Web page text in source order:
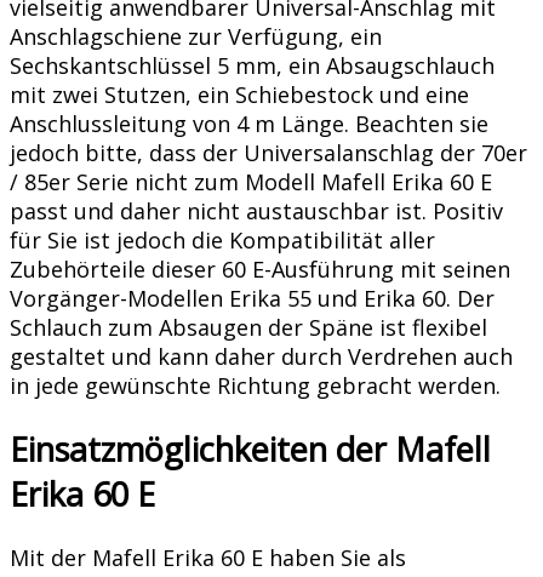
vielseitig anwendbarer Universal-Anschlag mit
Anschlagschiene zur Verfügung, ein
Sechskantschlüssel 5 mm, ein Absaugschlauch
mit zwei Stutzen, ein Schiebestock und eine
Anschlussleitung von 4 m Länge. Beachten sie
jedoch bitte, dass der Universalanschlag der 70er
/ 85er Serie nicht zum Modell Mafell Erika 60 E
passt und daher nicht austauschbar ist. Positiv
für Sie ist jedoch die Kompatibilität aller
Zubehörteile dieser 60 E-Ausführung mit seinen
Vorgänger-Modellen Erika 55 und Erika 60. Der
Schlauch zum Absaugen der Späne ist flexibel
gestaltet und kann daher durch Verdrehen auch
in jede gewünschte Richtung gebracht werden.
Einsatzmöglichkeiten der Mafell
Erika 60 E
Mit der Mafell Erika 60 E haben Sie als